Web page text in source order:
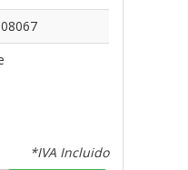
*IVA Incluido